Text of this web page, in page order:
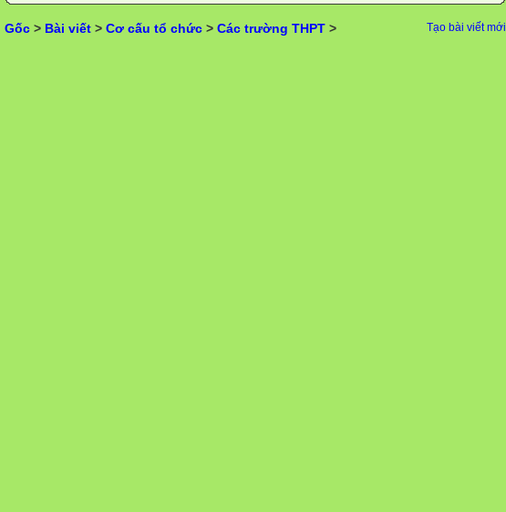
Gốc > Bài viết > Cơ cấu tổ chức > Các trường THPT > Tạo bài viết mới